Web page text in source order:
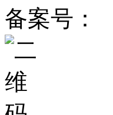
备案号：